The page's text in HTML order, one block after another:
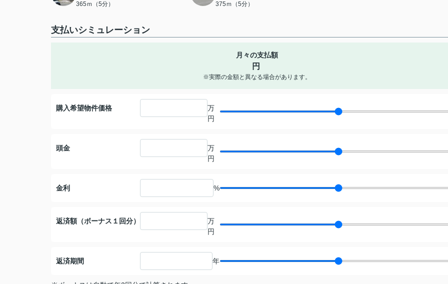
365ｍ（5分） 375ｍ（5分）
支払いシミュレーション
月々の支払額
円
※実際の金額と異なる場合があります。
購入希望物件価格
万
円
頭金
万
円
金利 %
返済額（ボーナス１回分）
万
円
返済期間 年